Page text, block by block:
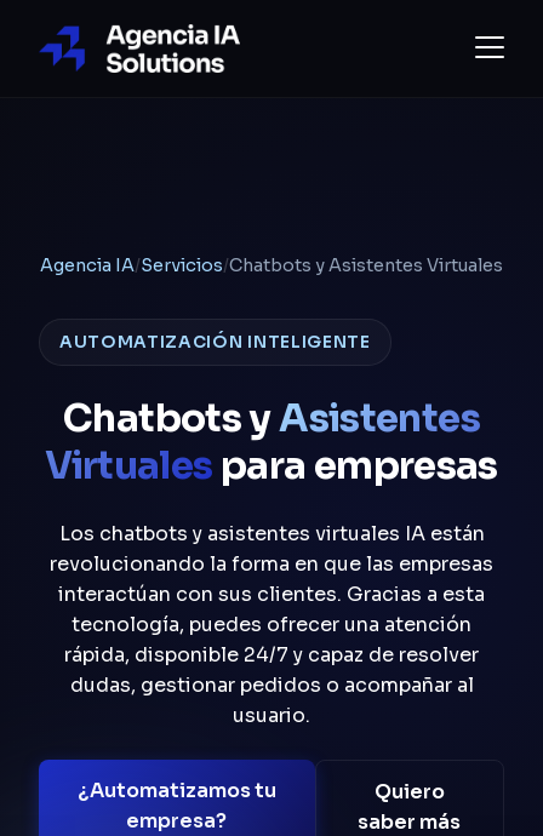
Agencia IA/Servicios/Chatbots y Asistentes Virtuales
AUTOMATIZACIÓN INTELIGENTE
Chatbots yAsistentes
Virtuales para empresas
Los chatbots y asistentes virtuales IA están
revolucionando la forma en que las empresas
interactúan con sus clientes. Gracias a esta
tecnología, puedes ofrecer una atención
rápida, disponible 24/7 y capaz de resolver
dudas, gestionar pedidos o acompañar al
usuario.
¿Automatizamos tu
empresa?
Quiero
saber más